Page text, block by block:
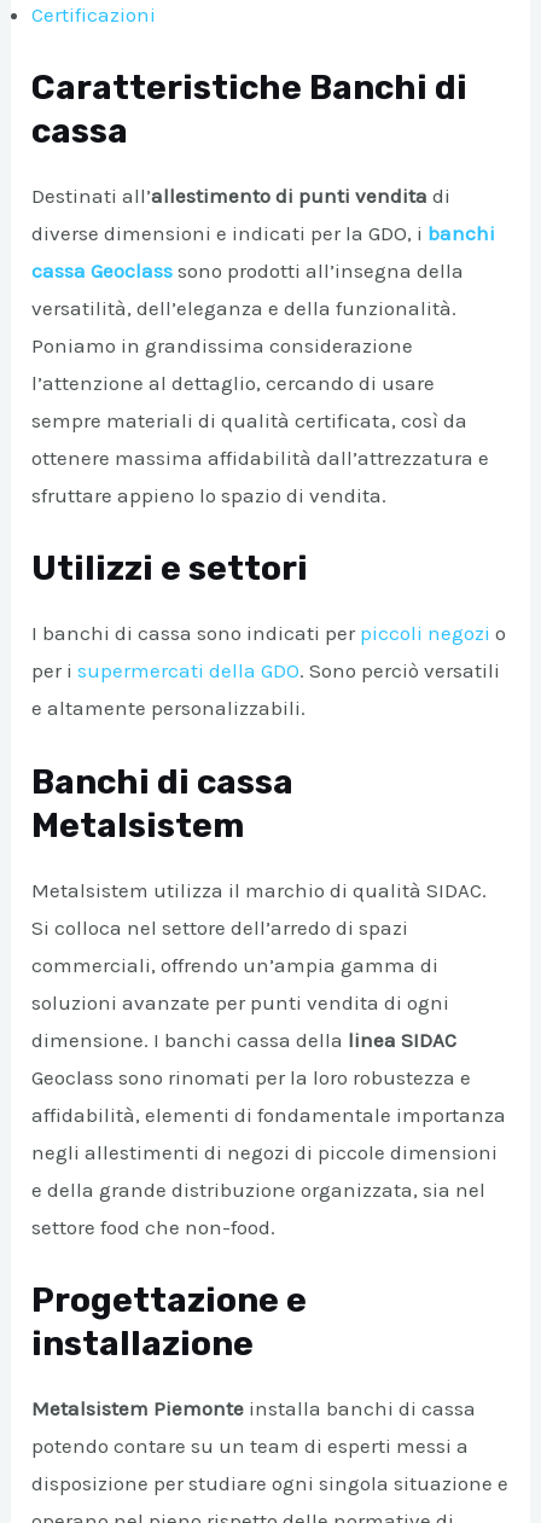
Certificazioni
Caratteristiche Banchi di
cassa
Destinati all’allestimento di punti vendita di
diverse dimensioni e indicati per la GDO, i banchi
cassa Geoclass sono prodotti all’insegna della
versatilità, dell’eleganza e della funzionalità.
Poniamo in grandissima considerazione
l’attenzione al dettaglio, cercando di usare
sempre materiali di qualità certificata, così da
ottenere massima affidabilità dall’attrezzatura e
sfruttare appieno lo spazio di vendita.
Utilizzi e settori
I banchi di cassa sono indicati per piccoli negozi o
per isupermercati della GDO. Sono perciò versatili
e altamente personalizzabili.
Banchi di cassa
Metalsistem
Metalsistem utilizza il marchio di qualità SIDAC.
Si colloca nel settore dell’arredo di spazi
commerciali, offrendo un’ampia gamma di
soluzioni avanzate per punti vendita di ogni
dimensione. I banchi cassa della linea SIDAC
Geoclass sono rinomati per la loro robustezza e
affidabilità, elementi di fondamentale importanza
negli allestimenti di negozi di piccole dimensioni
e della grande distribuzione organizzata, sia nel
settore food che non-food.
Progettazione e
installazione
Metalsistem Piemonte installa banchi di cassa
potendo contare su un team di esperti messi a
disposizione per studiare ogni singola situazione e